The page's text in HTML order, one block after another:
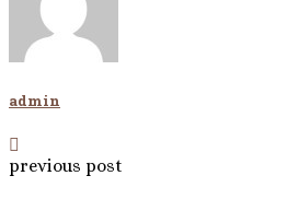
admin
previous post